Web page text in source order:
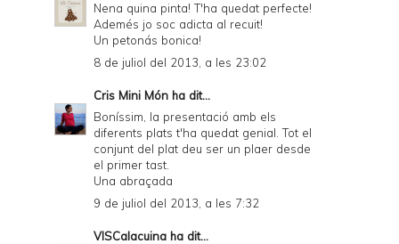
Nena quina pinta! T'ha quedat perfecte!
Ademés jo soc adicta al recuit!
Un petonás bonica!
8 de juliol del 2013, a les 23:02
Cris Mini Món ha dit...
Boníssim, la presentació amb els
diferents plats t'ha quedat genial. Tot el
conjunt del plat deu ser un plaer desde
el primer tast.
Una abraçada
9 de juliol del 2013, a les 7:32
VISCalacuina ha dit...